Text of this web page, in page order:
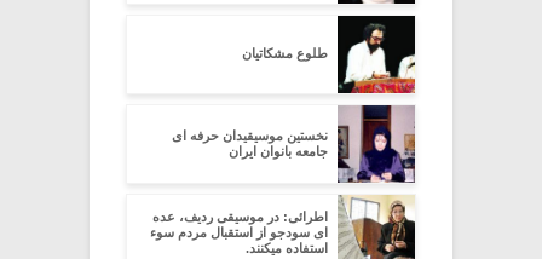
طلوع مشکاتیان
نخستین موسیقیدان حرفه ای
جامعه بانوان ایران
اطرائی: در موسیقی ردیف، عده
ای سودجو از استقبال مردم سوء
استفاده میکنند.